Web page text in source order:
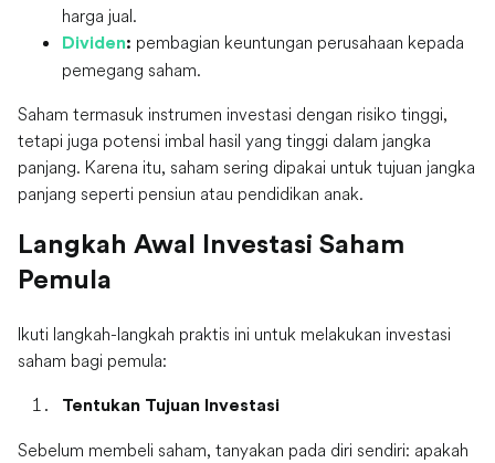
harga jual.
Dividen: pembagian keuntungan perusahaan kepada
pemegang saham.
Saham termasuk instrumen investasi dengan risiko tinggi,
tetapi juga potensi imbal hasil yang tinggi dalam jangka
panjang. Karena itu, saham sering dipakai untuk tujuan jangka
panjang seperti pensiun atau pendidikan anak.
Langkah Awal Investasi Saham
Pemula
Ikuti langkah-langkah praktis ini untuk melakukan investasi
saham bagi pemula:
Tentukan Tujuan Investasi
Sebelum membeli saham, tanyakan pada diri sendiri: apakah